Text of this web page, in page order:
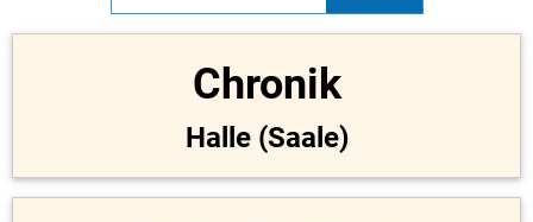
Chronik
Halle (Saale)